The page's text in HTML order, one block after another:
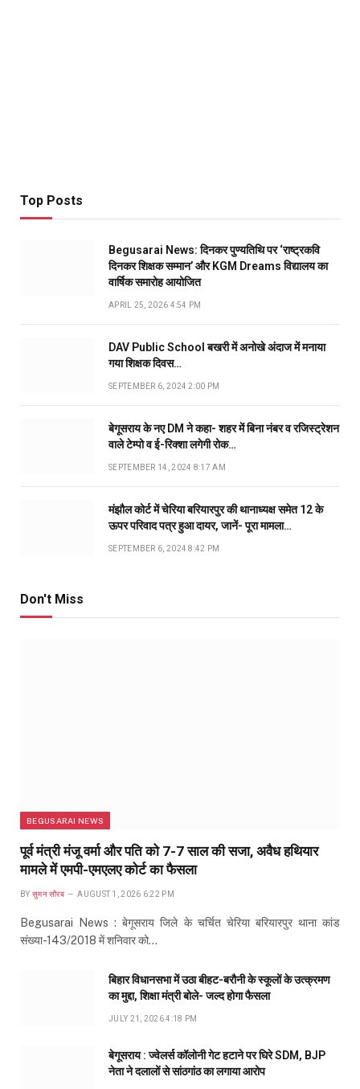
Top Posts
Begusarai News: दिनकर पुण्यतिथि पर ‘राष्ट्रकवि
दिनकर शिक्षक सम्मान’ और KGM Dreams विद्यालय का
वार्षिक समारोह आयोजित
APRIL 25, 2026 4:54 PM
DAV Public School बखरी में अनोखे अंदाज में मनाया
गया शिक्षक दिवस…
SEPTEMBER 6, 2024 2:00 PM
बेगूसराय के नए DM ने कहा- शहर में बिना नंबर व रजिस्ट्रेशन
वाले टेम्पो व ई-रिक्शा लगेगी रोक…
SEPTEMBER 14, 2024 8:17 AM
मंझौल कोर्ट में चेरिया बरियारपुर की थानाध्यक्ष समेत 12 के
ऊपर परिवाद पत्र हुआ दायर, जानें- पूरा मामला…
SEPTEMBER 6, 2024 8:42 PM
Don't Miss
BEGUSARAI NEWS
पूर्व मंत्री मंजू वर्मा और पति को 7-7 साल की सजा, अवैध हथियार
मामले में एमपी-एमएलए कोर्ट का फैसला
BY सुमन सौरब AUGUST 1, 2026 6:22 PM
Begusarai News : बेगूसराय जिले के चर्चित चेरिया बरियारपुर थाना कांड
संख्या-143/2018 में शनिवार को…
बिहार विधानसभा में उठा बीहट-बरौनी के स्कूलों के उत्क्रमण
का मुद्दा, शिक्षा मंत्री बोले- जल्द होगा फैसला
JULY 21, 2026 4:18 PM
बेगूसराय : ज्वेलर्स कॉलोनी गेट हटाने पर घिरे SDM, BJP
नेता ने दलालों से सांठगांठ का लगाया आरोप